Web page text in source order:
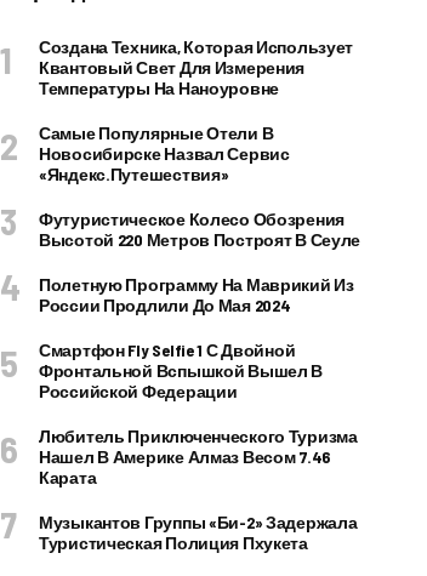
Создана Техника, Которая Использует
Квантовый Свет Для Измерения
Температуры На Наноуровне
Самые Популярные Отели В
Новосибирске Назвал Сервис
«Яндекс.Путешествия»
Футуристическое Колесо Обозрения
Высотой 220 Метров Построят В Сеуле
Полетную Программу На Маврикий Из
России Продлили До Мая 2024
Смартфон Fly Selfie 1 С Двойной
Фронтальной Вспышкой Вышел В
Российской Федерации
Любитель Приключенческого Туризма
Нашел В Америке Алмаз Весом 7.46
Карата
Музыкантов Группы «Би-2» Задержала
Туристическая Полиция Пхукета